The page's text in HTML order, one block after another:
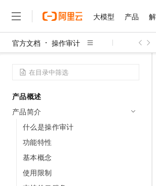
大模型 产品
官方文档 操作审计
产品概述
产品简介
什么是操作审计
功能特性
基本概念
使用限制
大模型
产品
精选产品
计算
容器
解决方案
精选解决方案
互联网应用开发
大数据
权益
定价
云市场
伙伴
服务
了解阿里云